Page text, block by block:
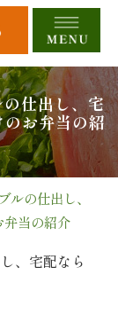
の仕出し、宅
お弁当の紹
の仕出し、
当の紹介
、宅配なら